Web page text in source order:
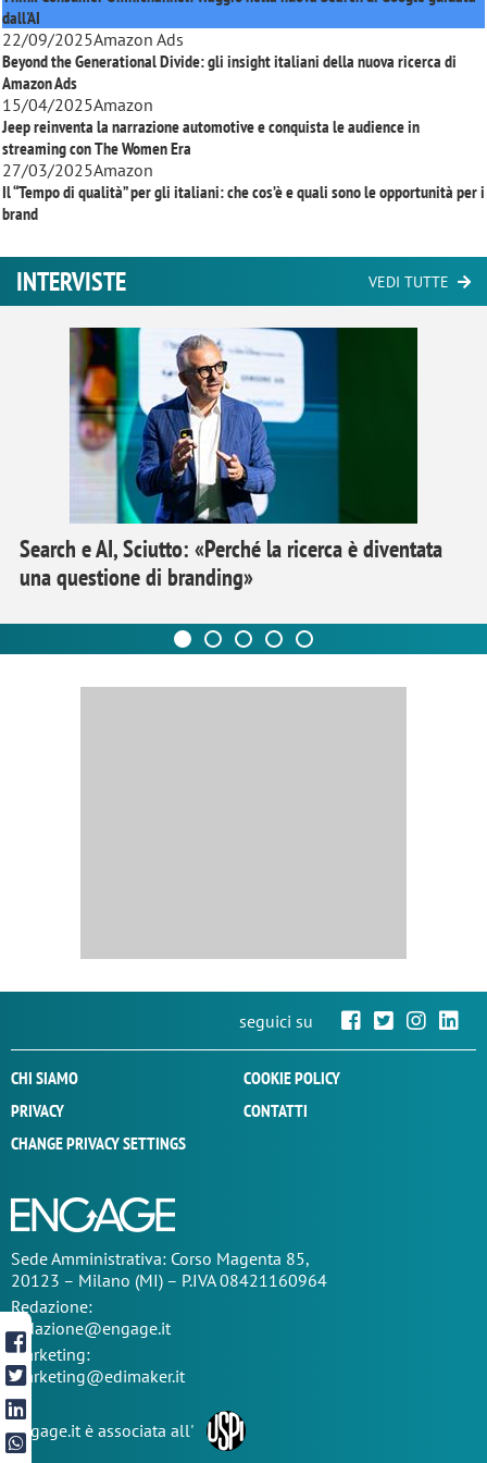
dall'AI
22/09/2025Amazon Ads
Beyond the Generational Divide: gli insight italiani della nuova ricerca di
Amazon Ads
15/04/2025Amazon
Jeep reinventa la narrazione automotive e conquista le audience in
streaming conThe Women Era
27/03/2025Amazon
Il “Tempo di qualità” per gli italiani: che cos’è e quali sono le opportunità per i
brand
INTERVISTE VEDI TUTTE
Search e AI, Sciutto: «Perché la ricerca è diventata
una questione di branding»
seguici su
CHI SIAMO
COOKIE POLICY
PRIVACY
CONTATTI
CHANGE PRIVACY SETTINGS
SedeAmministrativa: Corso Magenta 85,
20123 – Milano (MI) – P.IVA 08421160964
Redazione:
redazione@engage.it
Marketing:
marketing@edimaker.it
Engage.it è associata all'